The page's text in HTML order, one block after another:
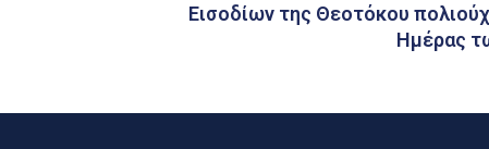
Εισοδίων της Θεοτόκου
Ημέρας